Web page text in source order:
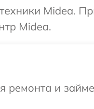
Midea.
Midea.
ремонта и